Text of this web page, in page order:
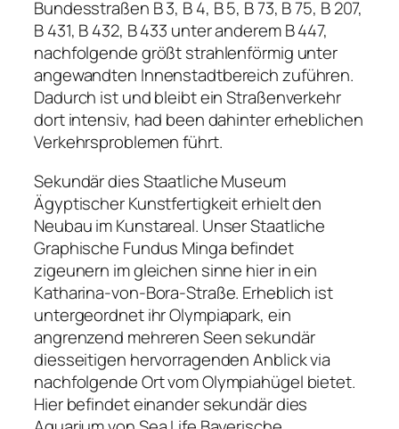
Bundesstraßen B 3, B 4, B 5, B 73, B 75, B 207,
B 431, B 432, B 433 unter anderem B 447,
nachfolgende größt strahlenförmig unter
angewandten Innenstadtbereich zuführen.
Dadurch ist und bleibt ein Straßenverkehr
dort intensiv, had been dahinter erheblichen
Verkehrsproblemen führt.
Sekundär dies Staatliche Museum
Ägyptischer Kunstfertigkeit erhielt den
Neubau im Kunstareal. Unser Staatliche
Graphische Fundus Minga befindet
zigeunern im gleichen sinne hier in ein
Katharina-von-Bora-Straße. Erheblich ist
untergeordnet ihr Olympiapark, ein
angrenzend mehreren Seen sekundär
diesseitigen hervorragenden Anblick via
nachfolgende Ort vom Olympiahügel bietet.
Hier befindet einander sekundär dies